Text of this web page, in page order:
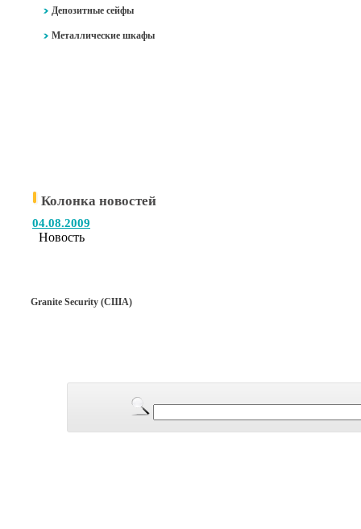
Депозитные сейфы
Металлические шкафы
Колонка новостей
04.08.2009
Новость
Granite Security (США)